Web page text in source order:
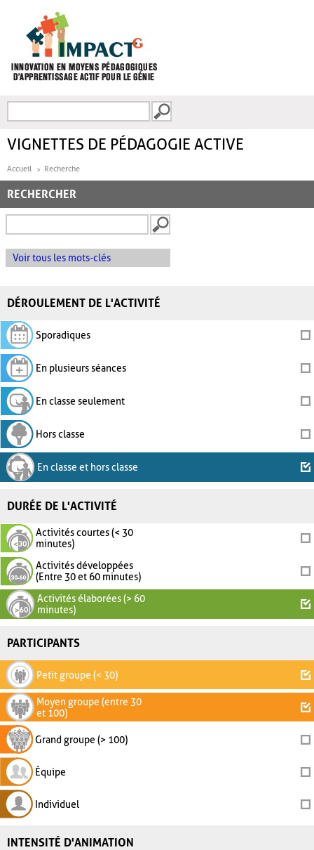
FORMULAIRE DE
VIGNETTES DE PÉDAGOGIE ACTIVE
Accueil Recherche
RECHERCHER
Voir tous les mots-clés
DÉROULEMENT DE L'ACTIVITÉ
Sporadiques
En plusieurs séances
En classe seulement
Hors classe
En classe et hors classe
DURÉE DE L'ACTIVITÉ
Activités courtes (< 30
minutes)
Activités développées
(Entre 30 et 60 minutes)
Activités élaborées (> 60
minutes)
PARTICIPANTS
Petit groupe (< 30)
Moyen groupe (entre 30
et 100)
Grand groupe (> 100)
Équipe
Individuel
INTENSITÉ D'ANIMATION